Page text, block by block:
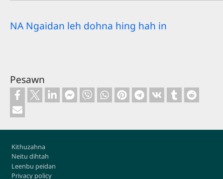
NA Ngaidan leh dohna hing hah in
Pesawn
Footer
Kithuzahna
Neitu dihtah
Leenbu peidan
Privacy policy